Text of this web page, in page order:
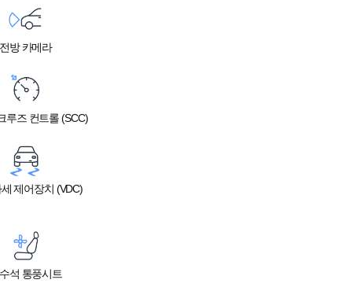
방 카메라
루즈 컨트롤 (SCC)
제어장치 (VDC)
석 통풍시트